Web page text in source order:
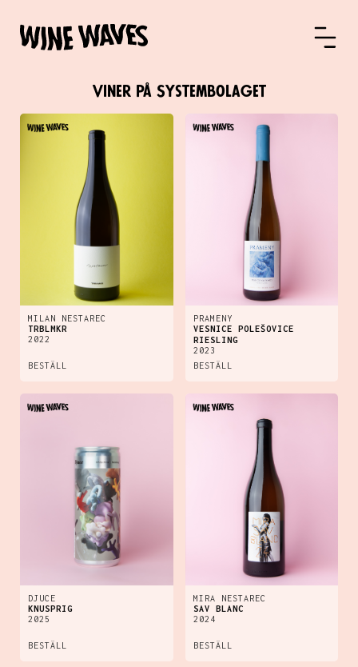
Viner på Systembolaget
MILAN NESTAREC
TRBLMKR
2022
BESTÄLL
PRAMENY
VESNICE POLEŠOVICE
RIESLING
2023
BESTÄLL
DJUCE
KNUSPRIG
2025
BESTÄLL
MIRA NESTAREC
SAV BLANC
2024
BESTÄLL